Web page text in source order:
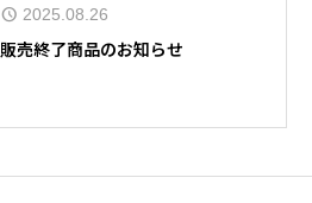
2025.08.26
販売終了商品のお知らせ